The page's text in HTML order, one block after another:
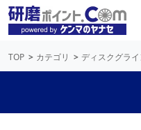
TOP カテゴリ ディスクグラ